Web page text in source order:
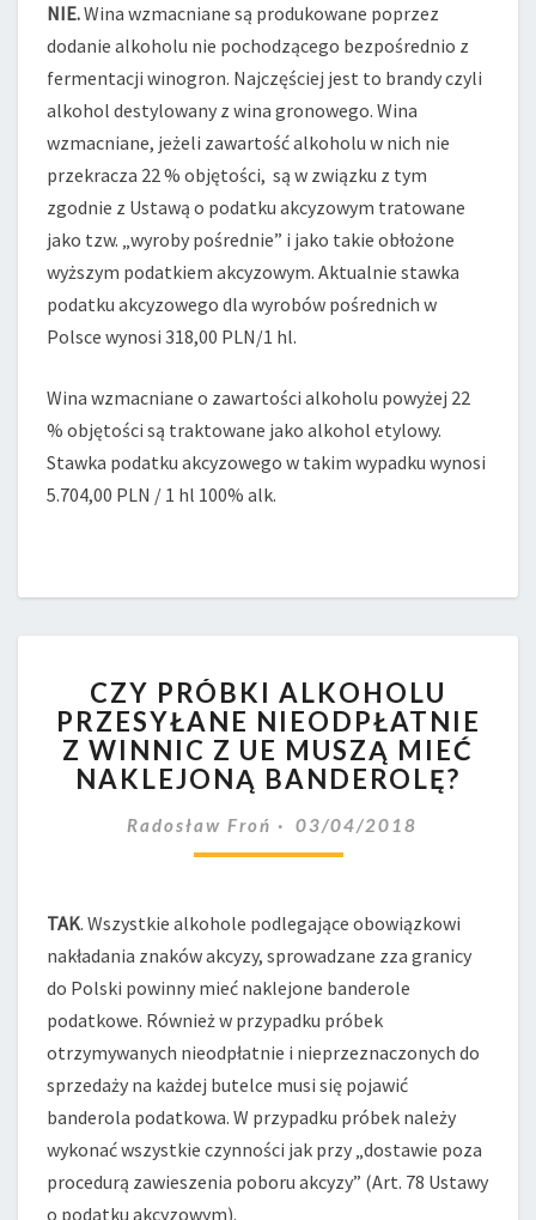
PODATKU
AKCYZOWEGO
JAK
NA
POZOSTAŁE
WINA?
NIE.Wina wzmacniane są produkowane poprzez
dodanie alkoholu nie pochodzącego bezpośrednio z
fermentacji winogron. Najczęściej jest to brandy czyli
alkohol destylowany z wina gronowego. Wina
wzmacniane, jeżeli zawartość alkoholu w nich nie
przekracza 22 % objętości, są w związku z tym
zgodnie z Ustawą o podatku akcyzowym tratowane
jako tzw. „wyroby pośrednie” i jako takie obłożone
wyższym podatkiem akcyzowym. Aktualnie stawka
podatku akcyzowego dla wyrobów pośrednich w
Polsce wynosi 318,00 PLN/1 hl.
Wina wzmacniane o zawartości alkoholu powyżej 22
% objętości są traktowane jako alkohol etylowy.
Stawka podatku akcyzowego w takim wypadku wynosi
5.704,00 PLN / 1 hl 100% alk.
PRÓBKI
ALKOHOLU
PRZESYŁANE
NIEODPŁATNIE
WINNIC
Z
MIEĆ
NAKLEJONĄ
BANDEROLĘ?
CZY PRÓBKI ALKOHOLU
PRZESYŁANE NIEODPŁATNIE
Z WINNIC Z UE MUSZĄ MIEĆ
NAKLEJONĄ BANDEROLĘ?
Radosław Froń 03/04/2018
TAK. Wszystkie alkohole podlegające obowiązkowi
nakładania znaków akcyzy, sprowadzane zza granicy
do Polski powinny mieć naklejone banderole
podatkowe. Również w przypadku próbek
otrzymywanych nieodpłatnie i nieprzeznaczonych do
sprzedaży na każdej butelce musi się pojawić
banderola podatkowa. W przypadku próbek należy
wykonać wszystkie czynności jak przy „dostawie poza
procedurą zawieszenia poboru akcyzy” (Art. 78 Ustawy
o podatku akcyzowym).